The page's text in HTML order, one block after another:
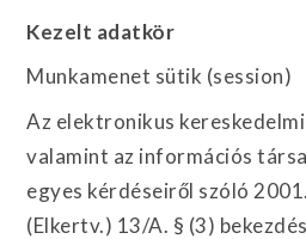
Kezelt adatkör
Munkamenet sütik (session)
Az elektronikus
valamint az információs
egyes kérdéseiről szóló
(Elkertv.) 13/A. § (3)